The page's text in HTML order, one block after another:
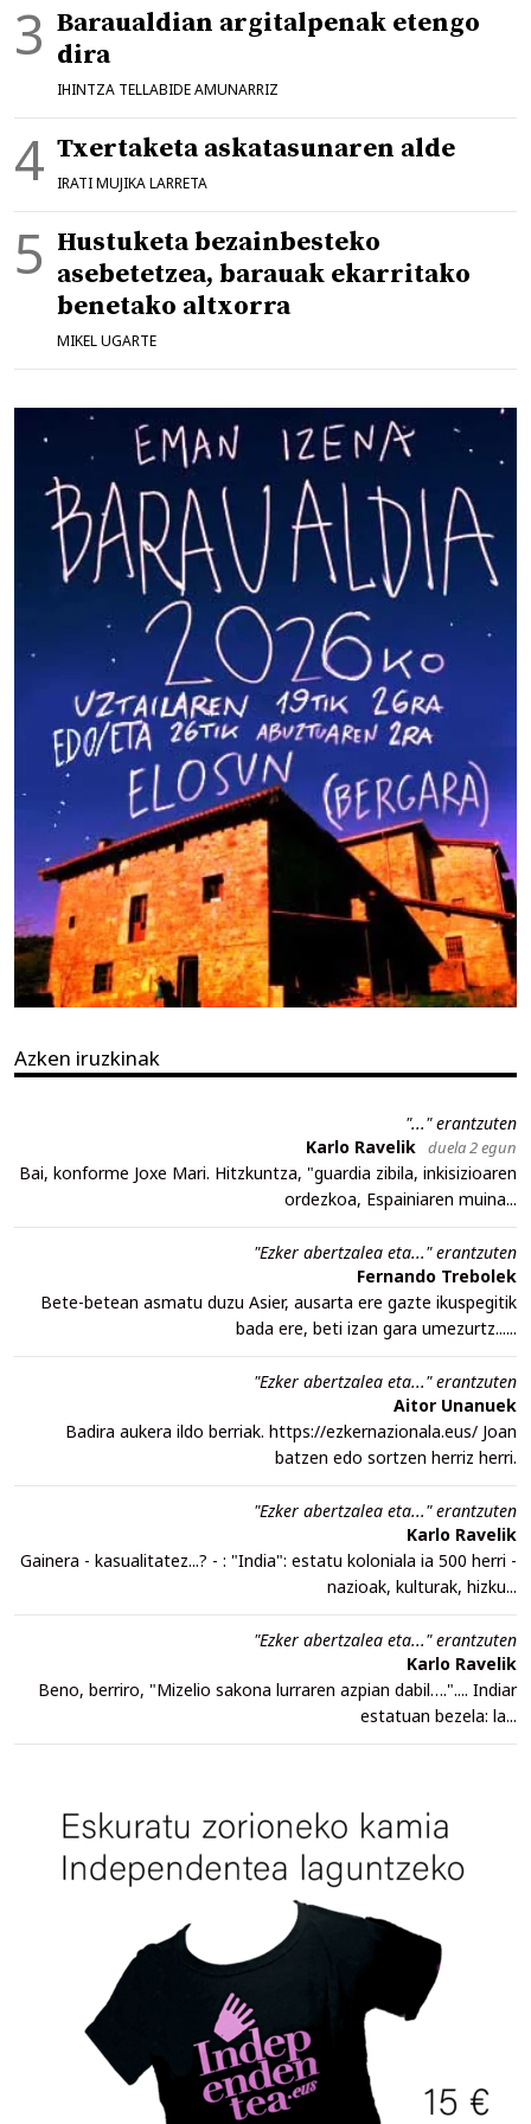
Baraualdian argitalpenak etengo
dira
IHINTZA TELLABIDE AMUNARRIZ
Txertaketa askatasunaren alde
IRATI MUJIKA LARRETA
Hustuketa bezainbesteko
asebetetzea, barauak ekarritako
benetako altxorra
MIKEL UGARTE
Azken iruzkinak
"..." erantzuten
Karlo Ravelik duela 2 egun
Bai, konforme Joxe Mari. Hitzkuntza, "guardia zibila, inkisizioaren
ordezkoa, Espainiaren muina...
"Ezker abertzalea eta..." erantzuten
Fernando Trebolek
Bete-betean asmatu duzu Asier, ausarta ere gazte ikuspegitik
bada ere, beti izan gara umezurtz......
"Ezker abertzalea eta..." erantzuten
Aitor Unanuek
Badira aukera ildo berriak. https://ezkernazionala.eus/ Joan
batzen edo sortzen herriz herri.
"Ezker abertzalea eta..." erantzuten
Karlo Ravelik
Gainera - kasualitatez...? - : "India": estatu koloniala ia 500 herri -
nazioak, kulturak, hizku...
"Ezker abertzalea eta..." erantzuten
Karlo Ravelik
Beno, berriro, "Mizelio sakona lurraren azpian dabil….".... Indiar
estatuan bezela: la...